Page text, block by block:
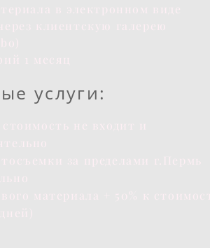
в электронном виде
клиентскую галерею
1 месяц
услуги:
не входит и
за пределами г.Пермь
материала + 50% к